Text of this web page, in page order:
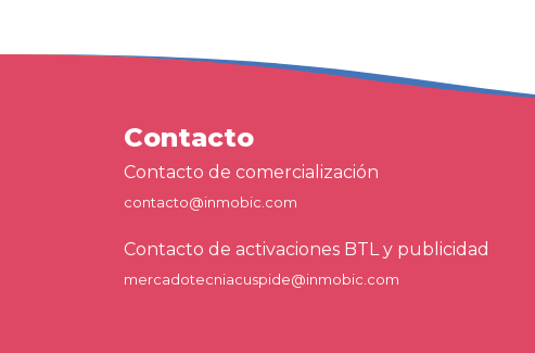
Contacto
Contacto de comercialización
contacto@inmobic.com
Contacto de activaciones BTL y publicidad
mercadotecniacuspide@inmobic.com